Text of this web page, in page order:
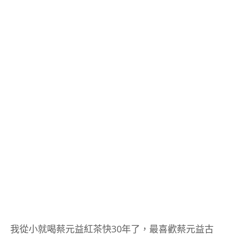
我從小就喝蔡元益紅茶快30年了，最喜歡蔡元益古